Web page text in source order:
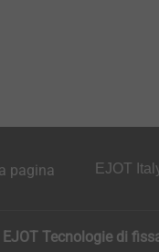
pagina
EJOT Tecnologie di